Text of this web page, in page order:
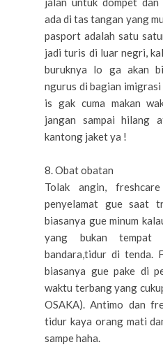
ada di tas tangan yang
pasport adalah satu
jadi turis di luar negri,
buruknya lo ga akan
ngurus di bagian
is gak cuma makan
jangan sampai hilang
kantong jaket ya !
8. Obat obatan
Tolak angin,
penyelamat gue saat
biasanya gue minum
yang bukan
bandara,tidur di tenda.
biasanya gue pake di
waktu terbang yang
OSAKA). Antimo dan
tidur kaya orang mati
sampe haha.